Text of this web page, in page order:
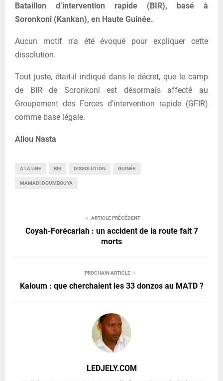
Bataillon d’intervention rapide (BIR), basé à
Soronkoni (Kankan), en Haute Guinée.
Aucun motif n’a été évoqué pour expliquer cette
dissolution.
Tout juste, était-il indiqué dans le décret, que le camp
de BIR de Soronkoni est désormais affecté au
Groupement des Forces d’intervention rapide (GFIR)
comme base légale.
Aliou Nasta
A LA UNE BIR DISSOLUTION GUINÉE
MAMADI DOUMBOUYA
ARTICLE PRÉCÉDENT
Coyah-Forécariah : un accident de la route fait 7
morts
PROCHAIN ARTICLE
Kaloum : que cherchaient les 33 donzos au MATD ?
LEDJELY.COM